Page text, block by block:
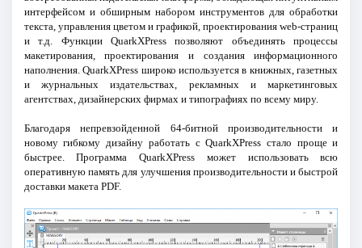
интерфейсом и обширным набором инструментов для обработки
текста, управления цветом и графикой, проектирования web-страниц
и т.д. Функции QuarkXPress позволяют объединять процессы
макетирования, проектирования и создания информационного
наполнения. QuarkXPress широко используется в книжных, газетных
и журнальных издательствах, рекламных и маркетинговых
агентствах, дизайнерских фирмах и типографиях по всему миру.
Благодаря непревзойденной 64-битной производительности и
новому гибкому дизайну работать с QuarkXPress стало проще и
быстрее. Программа QuarkXPress может использовать всю
оперативную память для улучшения производительности и быстрой
доставки макета PDF.